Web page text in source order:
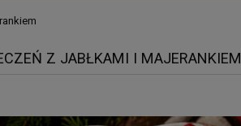
Z JABŁKAMI I MAJERANKIEM